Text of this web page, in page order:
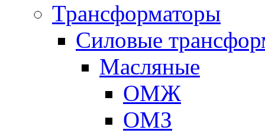
Трансформаторы
Cиловые
Масляные
ОМЖ
ОМЗ